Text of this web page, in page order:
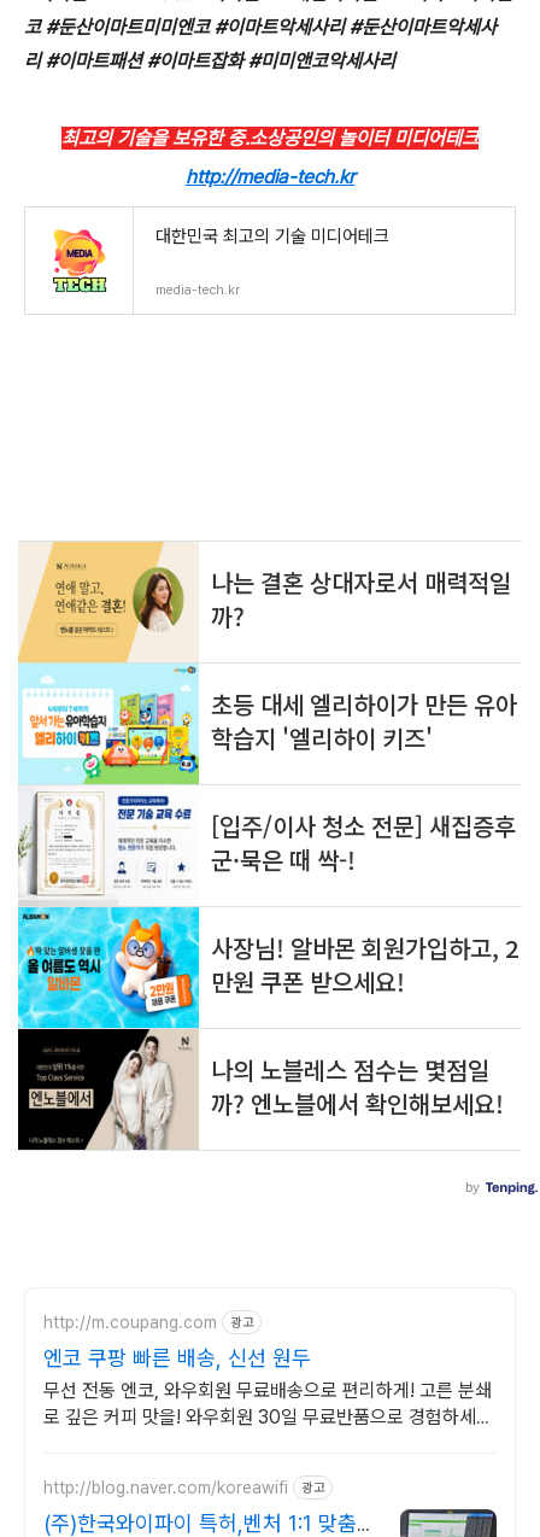
코 #둔산이마트미미엔코 #이마트악세사리 #둔산이마트악세사
리 #이마트패션 #이마트잡화 #미미앤코악세사리
최고의 기술을 보유한 중.소상공인의 놀이터 미디어테크
http://media-tech.kr
대한민국 최고의 기술 미디어테크
media-tech.kr
http://m.coupang.com 광고
엔코 쿠팡 빠른 배송, 신선 원두
무선 전동 엔코, 와우회원 무료배송으로 편리하게! 고른 분쇄
로 깊은 커피 맛을! 와우회원 30일 무료반품으로 경험하세
http://blog.naver.com/koreawifi 광고
(주)한국와이파이 특허,벤처 1:1 맞춤